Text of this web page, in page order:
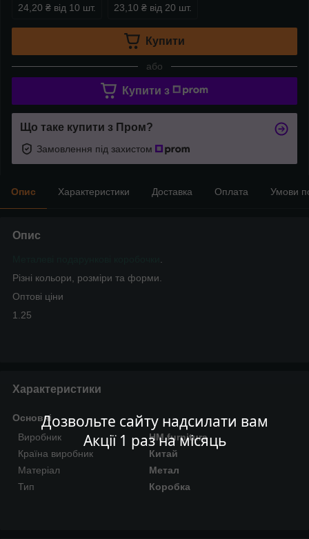
Дозвольте сайту надсилати вам
Акції 1 раз на місяць
24,20 ₴ від 10 шт. 23,10 ₴ від 20 шт.
Купити
або
Купити з
Що таке купити з Пром?
Замовлення під захистом
Опис Характеристики Доставка Оплата Умови
Опис
Різні кольори, розміри та форми.
Оптові ціни
1.25
Характеристики
Основні
Виробник
HM furnitura
Країна виробник
Китай
Матеріал
Метал
Тип
Коробка